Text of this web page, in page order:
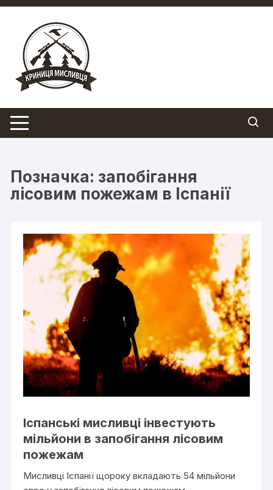
Перейти
вмісту
Позначка: запобігання
лісовим пожежам в Іспанії
Іспанські мисливці інвестують
мільйони в запобігання лісовим
пожежам
Мисливці Іспанії щороку вкладають 54 мільйони